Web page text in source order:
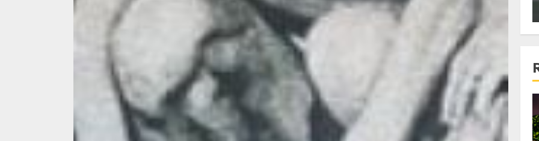
MAY 17, 2023 ALEXANDRU S. DECEMBER 6, 2023
4 min read 4 min read